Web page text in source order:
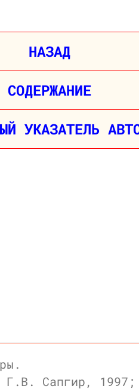
НАЗАД
СОДЕРЖАНИЕ
УКАЗАТЕЛЬ
Г.В. Сапгир,